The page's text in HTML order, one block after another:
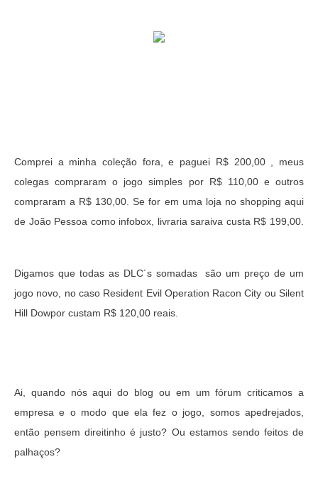
Comprei a minha coleção fora, e paguei R$ 200,00 , meus
colegas compraram o jogo simples por R$ 110,00 e outros
compraram a R$ 130,00. Se for em uma loja no shopping aqui
de João Pessoa como infobox, livraria saraiva custa R$ 199,00.
Digamos que todas as DLC´s somadas são um preço de um
jogo novo, no caso Resident Evil Operation Racon City ou Silent
Hill Dowpor custam R$ 120,00 reais.
Ai, quando nós aqui do blog ou em um fórum criticamos a
empresa e o modo que ela fez o jogo, somos apedrejados,
então pensem direitinho é justo? Ou estamos sendo feitos de
palhaços?